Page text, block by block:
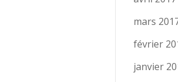
mars
février
janvier